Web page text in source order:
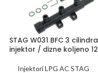
STAG W031 BFC 3 cilindra
injektor / dizne koljeno 12
Injektori LPG AC STAG